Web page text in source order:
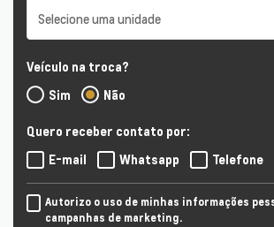
Selecione uma unidade
Veículo na troca?
Sim
Não
Quero receber contato por:
E-mail
Whatsapp Telefone
Autorizo o uso de minhas informações
campanhas de marketing.